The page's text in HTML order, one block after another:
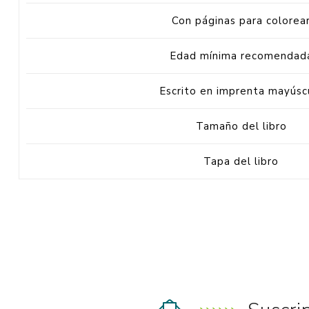
Con páginas para colorear
Edad mínima
Escrito en imprenta
Tamaño del libro
Tapa del libro